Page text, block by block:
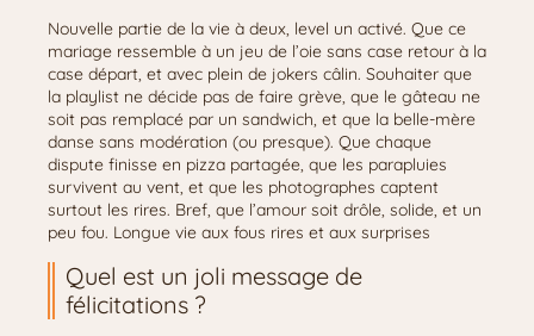
Nouvelle partie de la vie à deux, level un activé. Que ce
mariage ressemble à un jeu de l’oie sans case retour à la
case départ, et avec plein de jokers câlin. Souhaiter que
la playlist ne décide pas de faire grève, que le gâteau ne
soit pas remplacé par un sandwich, et que la belle-mère
danse sans modération (ou presque). Que chaque
dispute finisse en pizza partagée, que les parapluies
survivent au vent, et que les photographes captent
surtout les rires. Bref, que l’amour soit drôle, solide, et un
peu fou. Longue vie aux fous rires et aux surprises
Quel est un joli message de
félicitations ?